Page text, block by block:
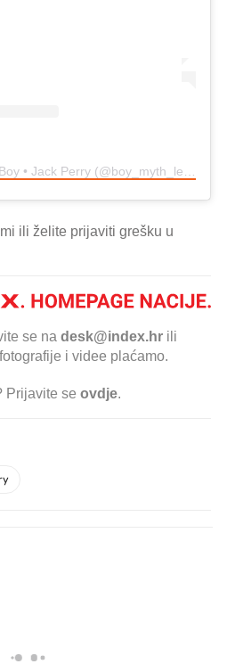
ili želite prijaviti grešku u
se na desk@index.hr ili
i videe plaćamo.
Prijavite se ovdje.